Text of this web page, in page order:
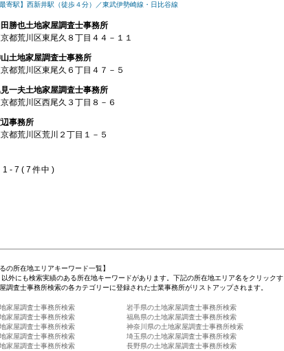
寄駅】西新井駅（徒歩４分）／東武伊勢崎線・日比谷線
勝也土地家屋調査士事務所
都荒川区東尾久８丁目４４－１１
土地家屋調査士事務所
都荒川区東尾久６丁目４７－５
一夫土地家屋調査士事務所
都荒川区西尾久３丁目８－６
事務所
都荒川区荒川２丁目１－５
7 ( 7 件中 )
の所在地エリアキーワード一覧】
外にも検索実績のある所在地キーワードがあります。下記の所在地エリア名をクリックす
調査士事務所検索の各カテゴリーに登録された士業事務所がリストアップされます。
家屋調査士事務所検索
岩手県の土地家屋調査士事務所検索
家屋調査士事務所検索
福島県の土地家屋調査士事務所検索
家屋調査士事務所検索
神奈川県の土地家屋調査士事務所検索
家屋調査士事務所検索
埼玉県の土地家屋調査士事務所検索
家屋調査士事務所検索
長野県の土地家屋調査士事務所検索